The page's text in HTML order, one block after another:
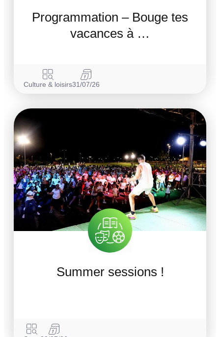
Programmation – Bouge tes
vacances à …
Culture & loisirs31/07/26
Summer sessions !